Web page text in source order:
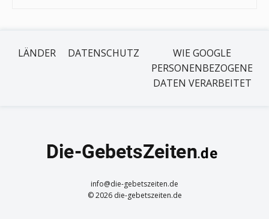
LÄNDER DATENSCHUTZ
WIE GOOGLE
PERSONENBEZOGENE
DATEN VERARBEITET
info@die-gebetszeiten.de
© 2026 die-gebetszeiten.de